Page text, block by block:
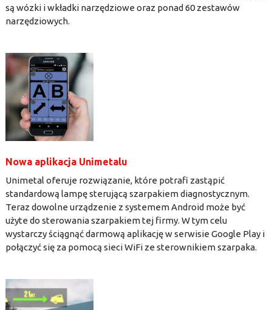
są wózki i wkładki narzędziowe oraz ponad 60 zestawów
narzędziowych.
Nowa aplikacja Unimetalu
Unimetal oferuje rozwiązanie, które potrafi zastąpić
standardową lampę sterującą szarpakiem diagnostycznym.
Teraz dowolne urządzenie z systemem Android może być
użyte do sterowania szarpakiem tej firmy. W tym celu
wystarczy ściągnąć darmową aplikację w serwisie Google Play i
połączyć się za pomocą sieci WiFi ze sterownikiem szarpaka.